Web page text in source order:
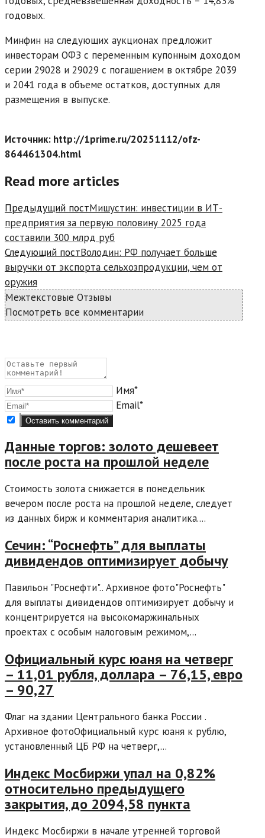
годовых.
Минфин на следующих аукционах предложит
инвесторам ОФЗ с переменным купонным доходом
серии 29028 и 29029 с погашением в октябре 2039
и 2041 года в объеме остатков, доступных для
размещения в выпуске.
Источник: http://1prime.ru/20251112/ofz-
864461304.html
Read more articles
Предыдущий постМишустин: инвестиции в ИТ-
предприятия за первую половину 2025 года
составили 300 млрд руб
Следующий постВолодин: РФ получает больше
выручки от экспорта сельхозпродукции, чем от
оружия
Межтекстовые Отзывы
Посмотреть все комментарии
Имя*
Email*
Данные торгов: золото дешевеет
после роста на прошлой неделе
Стоимость золота снижается в понедельник
вечером после роста на прошлой неделе, следует
из данных бирж и комментария аналитика....
Сечин: “Роснефть” для выплаты
дивидендов оптимизирует добычу
Павильон "Роснефти".. Архивное фото"Роснефть"
для выплаты дивидендов оптимизирует добычу и
концентрируется на высокомаржинальных
проектах с особым налоговым режимом,...
Официальный курс юаня на четверг
– 11,01 рубля, доллара – 76,15, евро
– 90,27
Флаг на здании Центрального банка России .
Архивное фотоОфициальный курс юаня к рублю,
установленный ЦБ РФ на четверг,...
Индекс Мосбиржи упал на 0,82%
относительно предыдущего
закрытия, до 2094,58 пункта
Индекс Мосбиржи в начале утренней торговой